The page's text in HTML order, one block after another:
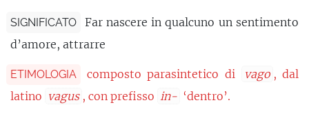
SIGNIFICATO
Far nascere in qualcuno un sentimento
d’amore, attrarre
ETIMOLOGIA composto parasintetico di vago , dal
latino vagus , con prefisso in- ‘dentro’.